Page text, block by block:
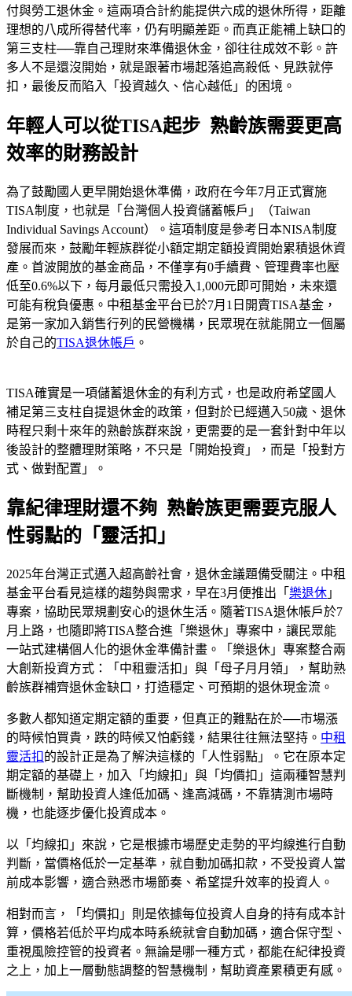
付與勞工退休金。這兩項合計約能提供六成的退休所得，距離
理想的八成所得替代率，仍有明顯差距。而真正能補上缺口的
第三支柱──靠自己理財來準備退休金，卻往往成效不彰。許
多人不是還沒開始，就是跟著市場起落追高殺低、見跌就停
扣，最後反而陷入「投資越久、信心越低」的困境。
年輕人可以從TISA起步 熟齡族需要更高
效率的財務設計
為了鼓勵國人更早開始退休準備，政府在今年7月正式實施
TISA制度，也就是「台灣個人投資儲蓄帳戶」（Taiwan
Individual Savings Account）。這項制度是參考日本NISA制度
發展而來，鼓勵年輕族群從小額定期定額投資開始累積退休資
產。首波開放的基金商品，不僅享有0手續費、管理費率也壓
低至0.6%以下，每月最低只需投入1,000元即可開始，未來還
可能有稅負優惠。中租基金平台已於7月1日開賣TISA基金，
是第一家加入銷售行列的民營機構，民眾現在就能開立一個屬
於自己的TISA退休帳戶 。
TISA確實是一項儲蓄退休金的有利方式，也是政府希望國人
補足第三支柱自提退休金的政策，但對於已經邁入50歲、退休
時程只剩十來年的熟齡族群來說，更需要的是一套針對中年以
後設計的整體理財策略，不只是「開始投資」，而是「投對方
式、做對配置」。
靠紀律理財還不夠 熟齡族更需要克服人
性弱點的「靈活扣」
2025年台灣正式邁入超高齡社會，退休金議題備受關注。中租
基金平台看見這樣的趨勢與需求，早在3月便推出「 樂退休 」
專案，協助民眾規劃安心的退休生活。隨著TISA退休帳戶於7
月上路，也隨即將TISA整合進「樂退休」專案中，讓民眾能
一站式建構個人化的退休金準備計畫。「樂退休」專案整合兩
大創新投資方式：「中租靈活扣」與「母子月月領」，幫助熟
齡族群補齊退休金缺口，打造穩定、可預期的退休現金流。
多數人都知道定期定額的重要，但真正的難點在於──市場漲
的時候怕買貴，跌的時候又怕虧錢，結果往往無法堅持。 中租
靈活扣 的設計正是為了解決這樣的「人性弱點」。它在原本定
期定額的基礎上，加入「均線扣」與「均價扣」這兩種智慧判
斷機制，幫助投資人逢低加碼、逢高減碼，不靠猜測市場時
機，也能逐步優化投資成本。
以「均線扣」來說，它是根據市場歷史走勢的平均線進行自動
判斷，當價格低於一定基準，就自動加碼扣款，不受投資人當
前成本影響，適合熟悉市場節奏、希望提升效率的投資人。
相對而言，「均價扣」則是依據每位投資人自身的持有成本計
算，價格若低於平均成本時系統就會自動加碼，適合保守型、
重視風險控管的投資者。無論是哪一種方式，都能在紀律投資
之上，加上一層動態調整的智慧機制，幫助資產累積更有感。